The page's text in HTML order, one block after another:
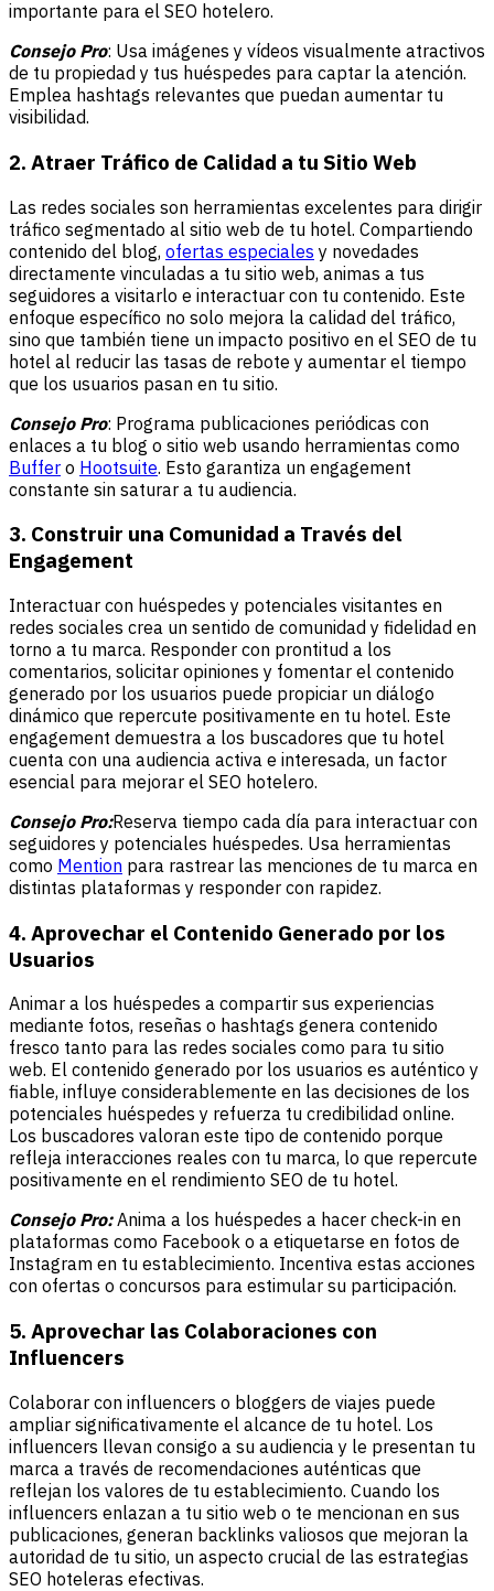
importante para el SEO hotelero.
Consejo Pro: Usa imágenes y vídeos visualmente atractivos
de tu propiedad y tus huéspedes para captar la atención.
Emplea hashtags relevantes que puedan aumentar tu
visibilidad.
2. Atraer Tráfico de Calidad a tu Sitio Web
Las redes sociales son herramientas excelentes para dirigir
tráfico segmentado al sitio web de tu hotel. Compartiendo
contenido del blog, ofertas especiales y novedades
directamente vinculadas a tu sitio web, animas a tus
seguidores a visitarlo e interactuar con tu contenido. Este
enfoque específico no solo mejora la calidad del tráfico,
sino que también tiene un impacto positivo en el SEO de tu
hotel al reducir las tasas de rebote y aumentar el tiempo
que los usuarios pasan en tu sitio.
Consejo Pro: Programa publicaciones periódicas con
enlaces a tu blog o sitio web usando herramientas como
Buffer o Hootsuite. Esto garantiza un engagement
constante sin saturar a tu audiencia.
3. Construir una Comunidad a Través del
Engagement
Interactuar con huéspedes y potenciales visitantes en
redes sociales crea un sentido de comunidad y fidelidad en
torno a tu marca. Responder con prontitud a los
comentarios, solicitar opiniones y fomentar el contenido
generado por los usuarios puede propiciar un diálogo
dinámico que repercute positivamente en tu hotel. Este
engagement demuestra a los buscadores que tu hotel
cuenta con una audiencia activa e interesada, un factor
esencial para mejorar el SEO hotelero.
Consejo Pro:Reserva tiempo cada día para interactuar con
seguidores y potenciales huéspedes. Usa herramientas
como Mention para rastrear las menciones de tu marca en
distintas plataformas y responder con rapidez.
4. Aprovechar el Contenido Generado por los
Usuarios
Animar a los huéspedes a compartir sus experiencias
mediante fotos, reseñas o hashtags genera contenido
fresco tanto para las redes sociales como para tu sitio
web. El contenido generado por los usuarios es auténtico y
fiable, influye considerablemente en las decisiones de los
potenciales huéspedes y refuerza tu credibilidad online.
Los buscadores valoran este tipo de contenido porque
refleja interacciones reales con tu marca, lo que repercute
positivamente en el rendimiento SEO de tu hotel.
Consejo Pro:Anima a los huéspedes a hacer check-in en
plataformas como Facebook o a etiquetarse en fotos de
Instagram en tu establecimiento. Incentiva estas acciones
con ofertas o concursos para estimular su participación.
5. Aprovechar las Colaboraciones con
Influencers
Colaborar con influencers o bloggers de viajes puede
ampliar significativamente el alcance de tu hotel. Los
influencers llevan consigo a su audiencia y le presentan tu
marca a través de recomendaciones auténticas que
reflejan los valores de tu establecimiento. Cuando los
influencers enlazan a tu sitio web o te mencionan en sus
publicaciones, generan backlinks valiosos que mejoran la
autoridad de tu sitio, un aspecto crucial de las estrategias
SEO hoteleras efectivas.